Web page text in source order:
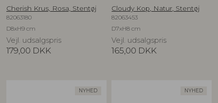
Cherish Krus, Rosa, Stentøj
82063180
D8xH9 cm
Vejl. udsalgspris
179,00 DKK
Cloudy Kop, Natur, Stentøj
82063453
D7xH8 cm
Vejl. udsalgspris
165,00 DKK
NYHED NYHED